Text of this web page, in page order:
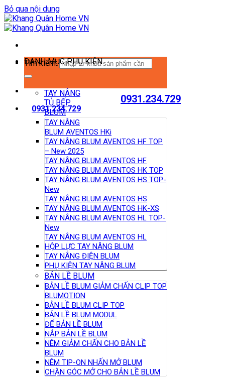
Bỏ qua nội dung
Tìm kiếm:
0931.234.729
0931.234.729
DANH MỤC PHỤ KIỆN
TAY NÂNG
TỦ BẾP
BLUM
TAY NÂNG
BLUM AVENTOS HKi
TAY NÂNG BLUM AVENTOS HF TOP
– New 2025
TAY NÂNG BLUM AVENTOS HF
TAY NÂNG BLUM AVENTOS HK TOP
TAY NÂNG BLUM AVENTOS HS TOP-
New
TAY NÂNG BLUM AVENTOS HS
TAY NÂNG BLUM AVENTOS HK-XS
TAY NÂNG BLUM AVENTOS HL TOP-
New
TAY NÂNG BLUM AVENTOS HL
HỘP LỰC TAY NÂNG BLUM
TAY NÂNG ĐIỆN BLUM
PHỤ KIỆN TAY NÂNG BLUM
BẢN LỀ BLUM
BẢN LỀ BLUM GIẢM CHẤN CLIP TOP
BLUMOTION
BẢN LỀ BLUM CLIP TOP
BẢN LỀ BLUM MODUL
ĐẾ BẢN LỀ BLUM
NẮP BẢN LỀ BLUM
NÊM GIẢM CHẤN CHO BẢN LỀ
BLUM
NÊM TIP-ON NHẤN MỞ BLUM
CHẶN GÓC MỞ CHO BẢN LỀ BLUM